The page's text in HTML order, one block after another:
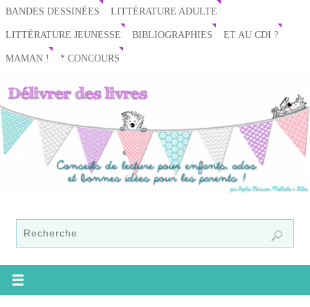
BANDES DESSINÉES LITTÉRATURE ADULTE
LITTÉRATURE JEUNESSE BIBLIOGRAPHIES ET AU CDI ?
MAMAN ! * CONCOURS